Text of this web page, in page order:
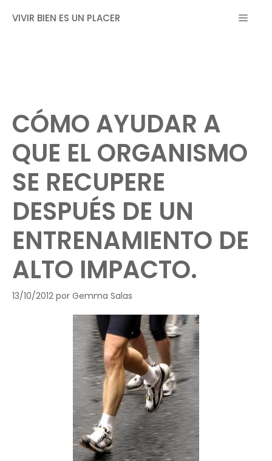
VIVIR BIEN ES UN PLACER MENÚ
CÓMO AYUDAR A
QUE EL ORGANISMO
SE RECUPERE
DESPUÉS DE UN
ENTRENAMIENTO DE
ALTO IMPACTO.
13/10/2012 por Gemma Salas